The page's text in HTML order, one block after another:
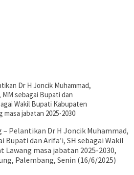
Dr H Joncik Muhammad,
MM sebagai Bupati dan
Wakil Bupati Kabupaten
masa jabatan 2025-2030
– Pelantikan Dr H Joncik Muhammad,
Bupati dan Arifa’i, SH sebagai Wakil
Lawang masa jabatan 2025-2030,
Palembang, Senin (16/6/2025)